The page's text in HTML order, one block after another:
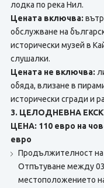
лодка по река Нил.
Цената включва:
обслужване на
исторически музей в
слушалки.
Цената не включва:
обяда, влизане в
исторически сгради и
3. ЦЕЛОДНЕВНА
ЦЕНА: 110 евро на
евро
Продължителност на
Отпътуване между
местоположението